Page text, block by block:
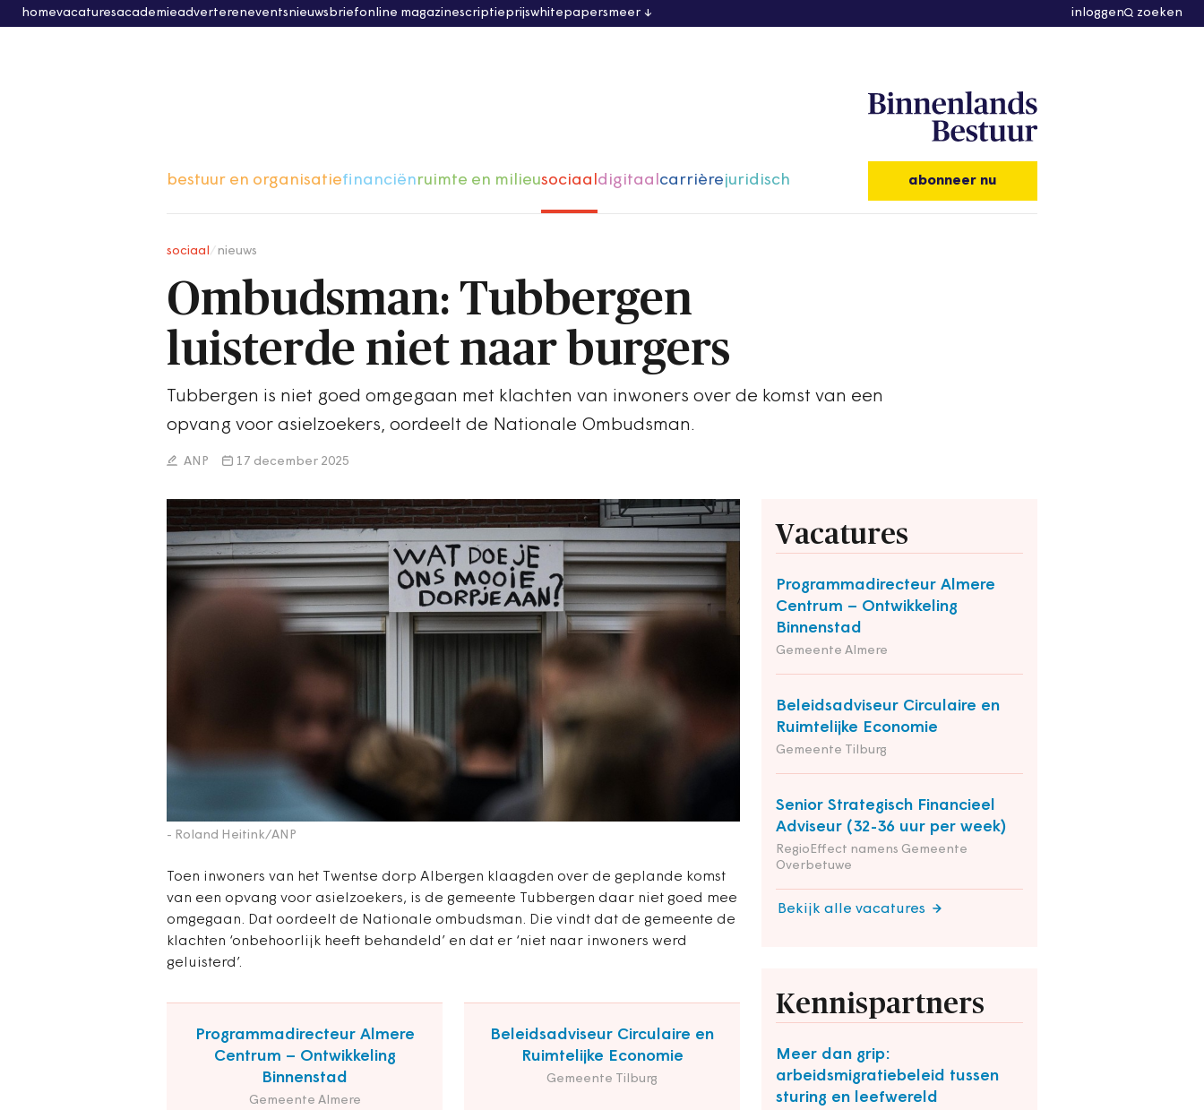
homevacaturesacademieadvertereneventsnieuwsbriefonline magazinescriptieprijswhitepapersmeer inloggen zoeken
bestuur en organisatiefinanciënruimte en milieusociaaldigitaalcarrièrejuridisch abonneer nu
sociaal nieuws
Ombudsman: Tubbergen
luisterde niet naar burgers
Tubbergen is niet goed omgegaan met klachten van inwoners over de komst van een
opvang voor asielzoekers, oordeelt de Nationale Ombudsman.
ANP 17 december 2025
- Roland Heitink/ANP
Toen inwoners van het Twentse dorp Albergen klaagden over de geplande komst
van een opvang voor asielzoekers, is de gemeente Tubbergen daar niet goed mee
omgegaan. Dat oordeelt de Nationale ombudsman. Die vindt dat de gemeente de
klachten ‘onbehoorlijk heeft behandeld’ en dat er ‘niet naar inwoners werd
geluisterd’.
Programmadirecteur Almere
Centrum – Ontwikkeling
Binnenstad
Gemeente Almere
Beleidsadviseur Circulaire en
Ruimtelijke Economie
Gemeente Tilburg
Vacatures
Programmadirecteur Almere
Centrum – Ontwikkeling
Binnenstad
Gemeente Almere
Beleidsadviseur Circulaire en
Ruimtelijke Economie
Gemeente Tilburg
Senior Strategisch Financieel
Adviseur (32-36 uur per week)
RegioEffect namens Gemeente
Overbetuwe
Bekijk alle vacatures
Kennispartners
Meer dan grip:
arbeidsmigratiebeleid tussen
sturing en leefwereld